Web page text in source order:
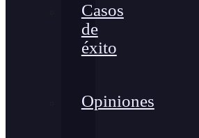
Casos
de
éxito
Opiniones